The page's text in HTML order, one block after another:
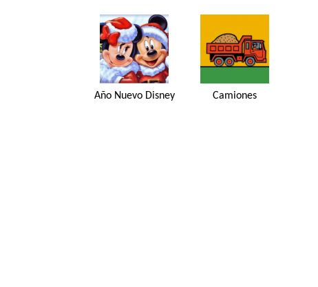
Año Nuevo Disney Camiones